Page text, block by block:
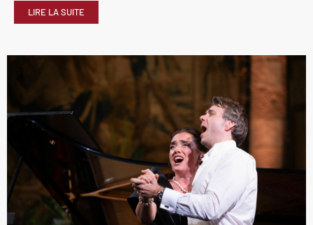
LIRE LA SUITE